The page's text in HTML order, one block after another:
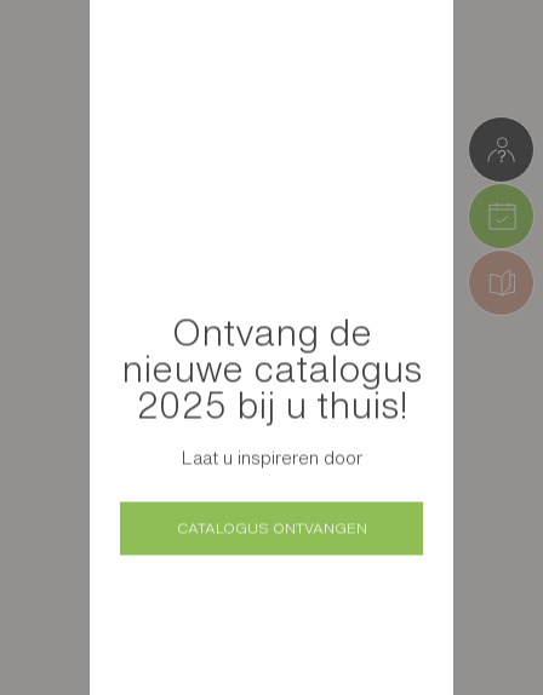
Ontvang de
nieuwe catalogus
2025 bij u thuis!
Laat u inspireren door
CATALOGUS ONTVANGEN